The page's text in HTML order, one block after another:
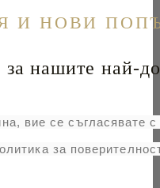
HISPANITAS
И НОВИ
нашите най-
вие се съгласявате
за